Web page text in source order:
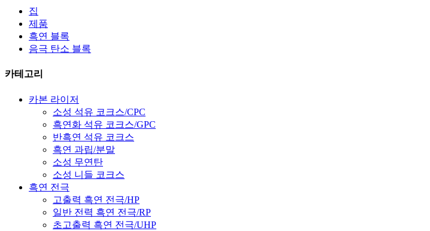
집
제품
흑연 블록
음극 탄소 블록
카테고리
카본 라이저
소성 석유 코크스/CPC
흑연화 석유 코크스/GPC
반흑연 석유 코크스
흑연 과립/분말
소성 무연탄
소성 니들 코크스
흑연 전극
고출력 흑연 전극/HP
일반 전력 흑연 전극/RP
초고출력 흑연 전극/UHP